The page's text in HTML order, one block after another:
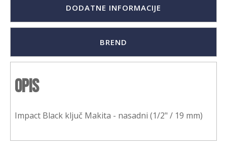
DODATNE INFORMACIJE
BREND
Opis
Impact Black ključ Makita - nasadni (1/2" / 19 mm)